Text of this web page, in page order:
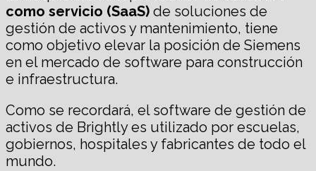
como servicio (SaaS) de soluciones de
gestión de activos y mantenimiento, tiene
como objetivo elevar la posición de Siemens
en el mercado de software para construcción
e infraestructura.
Como se recordará, el software de gestión de
activos de Brightly es utilizado por escuelas,
gobiernos, hospitales y fabricantes de todo el
mundo.